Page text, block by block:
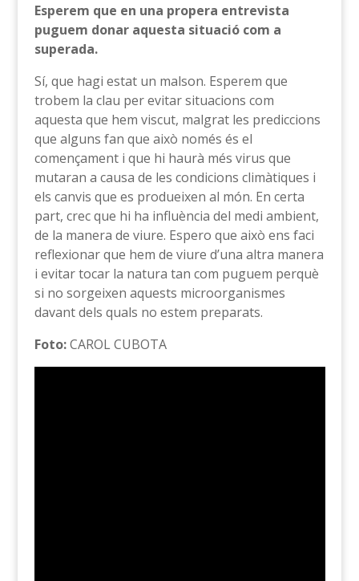
Esperem que en una propera entrevista
puguem donar aquesta situació com a
superada.
Sí, que hagi estat un malson. Esperem que
trobem la clau per evitar situacions com
aquesta que hem viscut, malgrat les prediccions
que alguns fan que això només és el
començament i que hi haurà més virus que
mutaran a causa de les condicions climàtiques i
els canvis que es produeixen al món. En certa
part, crec que hi ha influència del medi ambient,
de la manera de viure. Espero que això ens faci
reflexionar que hem de viure d’una altra manera
i evitar tocar la natura tan com puguem perquè
si no sorgeixen aquests microorganismes
davant dels quals no estem preparats.
Foto:CAROL CUBOTA